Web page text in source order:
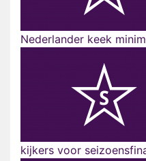
Nederlander keek
kijkers voor